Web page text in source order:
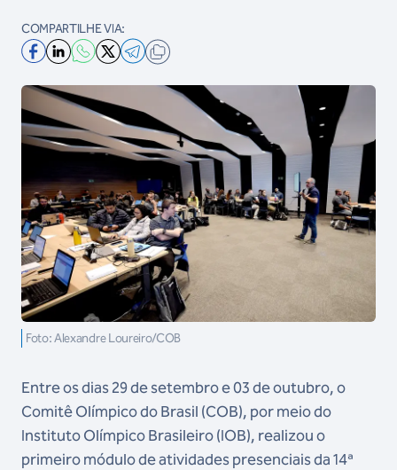
COMPARTILHE VIA:
Foto: Alexandre Loureiro/COB
Entre os dias 29 de setembro e 03 de outubro, o
Comitê Olímpico do Brasil (COB), por meio do
Instituto Olímpico Brasileiro (IOB), realizou o
primeiro módulo de atividades presenciais da 14ª